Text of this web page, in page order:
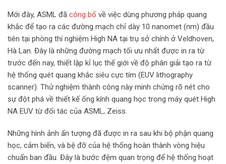
Mới đây, ASML đã công bố về việc dùng phương pháp quang
khắc để tạo ra các đường mạch chỉ dày 10 nanomet (nm) đầu
tiên tại phòng thí nghiệm High NA tại trụ sở chính ở Veldhoven,
Hà Lan. Đây là những đường mạch tối ưu nhất được in ra từ
trước đến nay, thiết lập kỉ lục thế giới về độ phân giải tạo ra từ
hệ thống quét quang khắc siêu cực tím (EUV lithography
scanner). Thử nghiệm thành công này minh chứng rõ nét cho
sự đột phá về thiết kế ống kính quang học trong máy quét High
NA EUV từ đối tác của ASML, Zeiss.
Những hình ảnh ấn tượng đã được in ra sau khi bộ phận quang
học, cảm biến, và bệ đỡ của hệ thống hoàn thành vòng hiệu
chuẩn ban đầu. Đây là bước đệm quan trọng để hệ thống hoạt